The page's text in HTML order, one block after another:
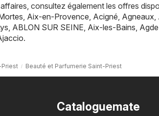
consultez également les offres
Aix-en-Provence Acigné Agneaux
ABLON SUR SEINE Aix-les-Bains Agde
.
Beauté et Parfumerie Saint-Priest
Cataloguemate